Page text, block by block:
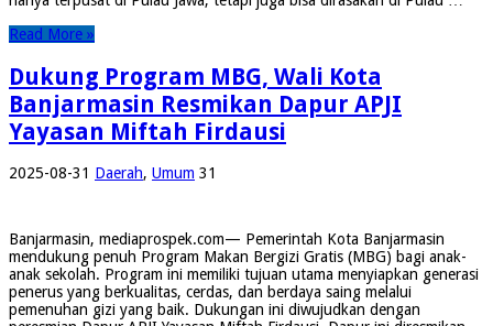
Read More »
Dukung Program MBG, Wali Kota
Banjarmasin Resmikan Dapur APJI
Yayasan Miftah Firdausi
2025-08-31 Daerah, Umum 31
Banjarmasin, mediaprospek.com— Pemerintah Kota Banjarmasin
mendukung penuh Program Makan Bergizi Gratis (MBG) bagi anak-
anak sekolah. Program ini memiliki tujuan utama menyiapkan generasi
penerus yang berkualitas, cerdas, dan berdaya saing melalui
pemenuhan gizi yang baik. Dukungan ini diwujudkan dengan